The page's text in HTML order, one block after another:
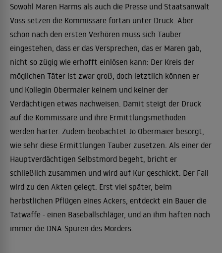
Sowohl Maren Harms als auch die Presse und Staatsanwalt
Voss setzen die Kommissare fortan unter Druck. Aber
schon nach den ersten Verhören muss sich Tauber
eingestehen, dass er das Versprechen, das er Maren gab,
nicht so zügig wie erhofft einlösen kann: Der Kreis der
möglichen Täter ist zwar groß, doch letztlich können er
und Kollegin Obermaier keinem und keiner der
Verdächtigen etwas nachweisen. Damit steigt der Druck
auf die Kommissare und ihre Ermittlungsmethoden
werden härter. Zudem beobachtet Jo Obermaier besorgt,
wie sehr diese Ermittlungen Tauber zusetzen. Als einer der
Hauptverdächtigen Selbstmord begeht, bricht er
schließlich zusammen und wird auf Kur geschickt. Der Fall
wird zu den Akten gelegt. Erst viel später, beim
herbstlichen Pflügen eines Ackers, entdeckt ein Bauer die
Tatwaffe - einen Baseballschläger, und an ihm haften noch
immer die DNA-Spuren des Mörders.